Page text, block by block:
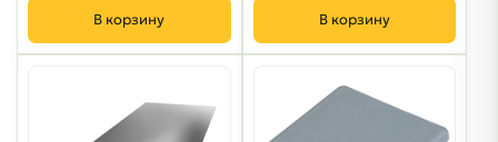
В корзину В корзину